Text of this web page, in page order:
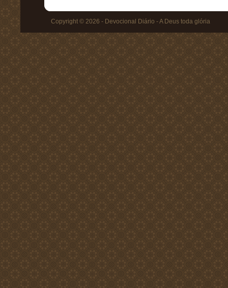
Copyright © 2026 - Devocional Diário - A Deus toda glória